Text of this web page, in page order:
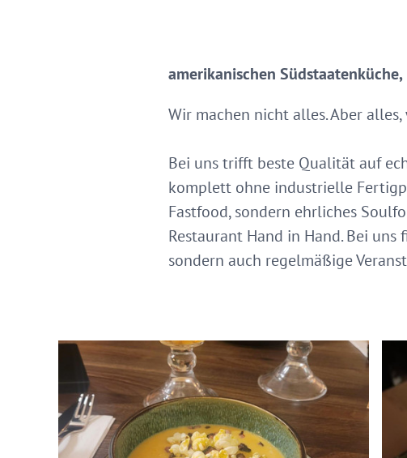
amerikanischen
Wir machen nicht alles. Aber
Bei uns trifft beste Qualität auf
komplett ohne industrielle
Fastfood, sondern ehrliches
Restaurant Hand in Hand. Bei
sondern auch regelmäßige